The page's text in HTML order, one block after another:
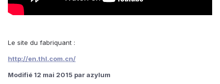
Le site du fabriquant :
http://en.thl.com.cn/
Modifié 12 mai 2015 par azylum